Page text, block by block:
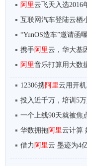
阿里云飞天入选2016
互联网汽车登陆云栖
“YunOS造车”邀请函
携手阿里云，华大基
阿里音乐打算用大数
12306携阿里云用开
投入近千万，培训5万
一个上线90天就被焦
华数拥抱阿里云计算
借力 阿里云 墨迹为4